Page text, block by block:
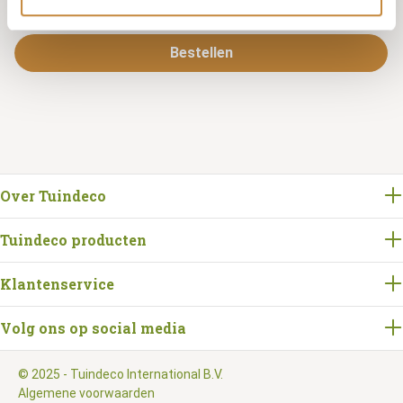
Bestellen
Over Tuindeco
Tuindeco producten
Klantenservice
Volg ons op social media
© 2025 - Tuindeco International B.V.
Algemene voorwaarden